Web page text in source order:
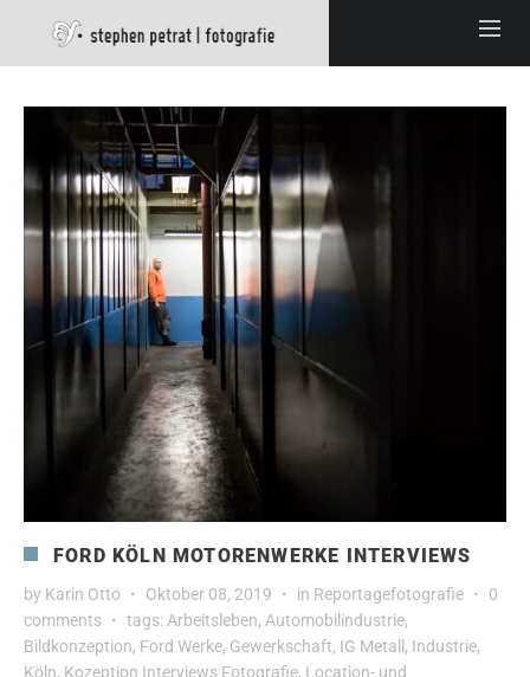
FORD KÖLN MOTORENWERKE INTERVIEWS
by Karin Otto Oktober 08, 2019 in Reportagefotografie
0
comments
tags: Arbeitsleben, Automobilindustrie,
Bildkonzeption, Ford Werke, Gewerkschaft, IG Metall , Industrie,
Köln, Kozeption Interviews Fotografie, Location- und